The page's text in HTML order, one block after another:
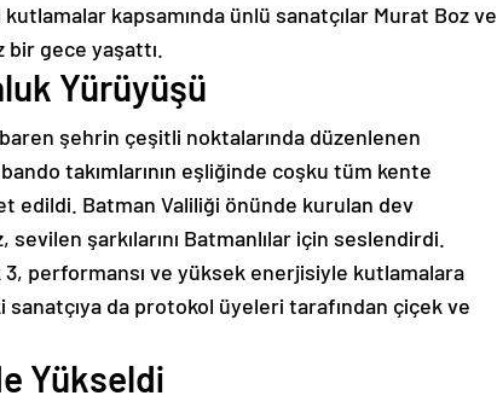
kapsamında ünlü sanatçılar Murat Boz ve
gece yaşattı.
Yürüyüşü
şehrin çeşitli noktalarında düzenlenen
takımlarının eşliğinde coşku tüm kente
edildi. Batman Valiliği önünde kurulan dev
şarkılarını Batmanlılar için seslendirdi.
3, performansı ve yüksek enerjisiyle kutlamalara
da protokol üyeleri tarafından çiçek ve
Yükseldi